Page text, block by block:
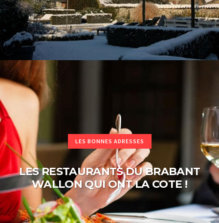
LES BONNES ADRESSES
LES RESTAURANTS DU BRABANT
WALLON QUI ONT LA COTE !